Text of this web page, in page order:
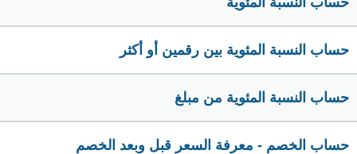
حساب النسبة المئوية بين رقمين أو أكثر
حساب النسبة المئوية من مبلغ
حساب الخصم - معرفة السعر قبل وبعد الخصم